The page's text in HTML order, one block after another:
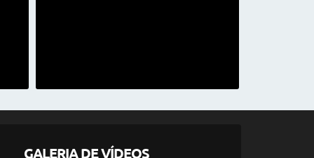
GALERIA DE VÍDEOS